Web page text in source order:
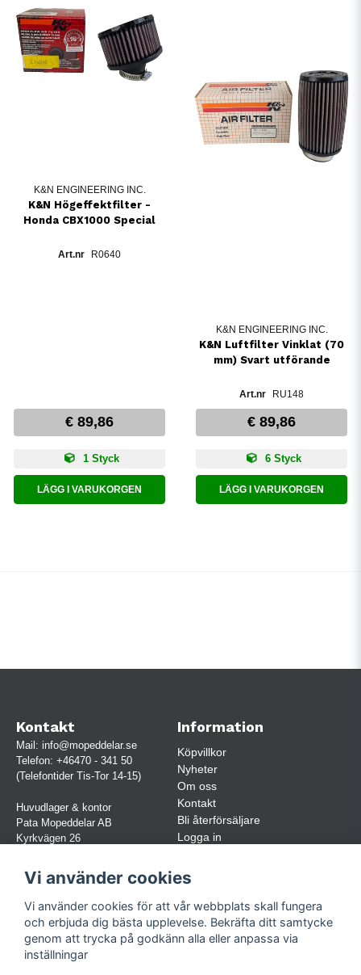
K&N ENGINEERING INC.
K&N Högeffektfilter -
Honda CBX1000 Special
R0640
€ 89,86
1 Styck
LÄGG I VARUKORGEN
K&N ENGINEERING INC.
K&N Luftfilter Vinklat (70
mm) Svart utförande
RU148
€ 89,86
6 Styck
LÄGG I VARUKORGEN
Kontakt
Mail: info@mopeddelar.se
Telefon: +46470 - 341 50
(Telefontider Tis-Tor 14-15)
Huvudlager & kontor
Pata Mopeddelar AB
Kyrkvägen 26
(OBS. Endast förbokade besök)
Org.nr:
559030-5248
Jur. namn: Pata Mopeddelar AB
Information
Köpvillkor
Nyheter
Om oss
Kontakt
Bli återförsäljare
Logga in
Följ oss
Vi använder cookies
Vi använder cookies för att vår webbplats skall fungera
och erbjuda dig bästa upplevelse. Bekräfta ditt samtycke
genom att trycka på godkänn alla eller anpassa via
inställningar